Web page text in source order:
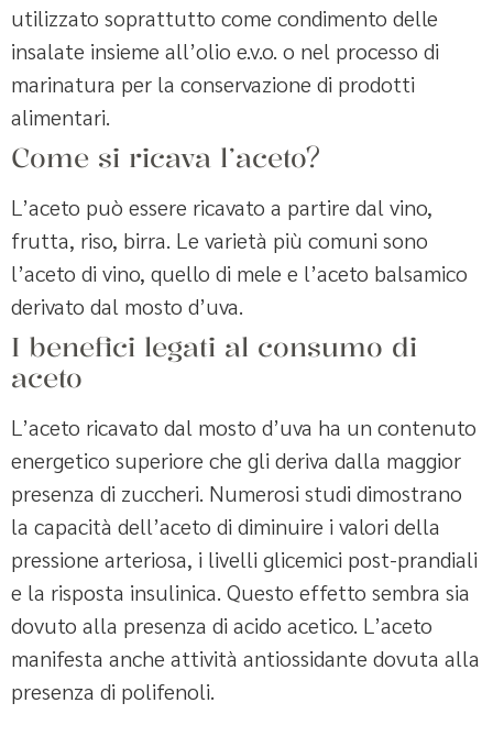
utilizzato soprattutto come condimento delle
insalate insieme all’olio e.v.o. o nel processo di
marinatura per la conservazione di prodotti
alimentari.
Come si ricava l’aceto?
L’aceto può essere ricavato a partire dal vino,
frutta, riso, birra. Le varietà più comuni sono
l’aceto di vino, quello di mele e l’aceto balsamico
derivato dal mosto d’uva.
I benefici legati al consumo di
aceto
L’aceto ricavato dal mosto d’uva ha un contenuto
energetico superiore che gli deriva dalla maggior
presenza di zuccheri. Numerosi studi dimostrano
la capacità dell’aceto di diminuire i valori della
pressione arteriosa, i livelli glicemici post-prandiali
e la risposta insulinica. Questo effetto sembra sia
dovuto alla presenza di acido acetico. L’aceto
manifesta anche attività antiossidante dovuta alla
presenza di polifenoli.